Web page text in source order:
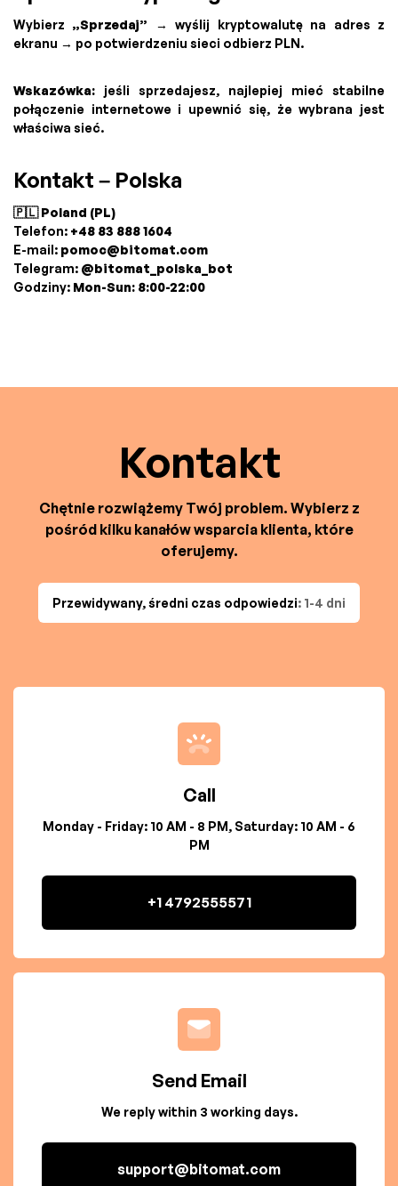
Wybierz „Sprzedaj” → wyślij kryptowalutę na adres z
ekranu → po potwierdzeniu sieci odbierz PLN.
Wskazówka: jeśli sprzedajesz, najlepiej mieć stabilne
połączenie internetowe i upewnić się, że wybrana jest
właściwa sieć.
Kontakt – Polska
🇵🇱 Poland (PL)
Telefon: +48 83 888 1604
E-mail: pomoc@bitomat.com
Telegram: @bitomat_polska_bot
Godziny: Mon-Sun: 8:00-22:00
Kontakt
Chętnie rozwiążemy Twój problem. Wybierz z
pośród kilku kanałów wsparcia klienta, które
oferujemy.
Przewidywany, średni czas odpowiedzi: 1-4 dni
Call
Monday - Friday: 10 AM - 8 PM, Saturday: 10 AM - 6
PM
+1 4792555571
Send Email
We reply within 3 working days.
support@bitomat.com